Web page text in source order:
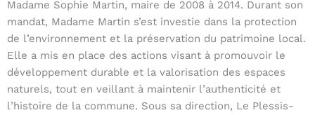
Madame Sophie Martin, maire de 2008 à 2014. Durant son
mandat, Madame Martin s’est investie dans la protection
de l’environnement et la préservation du patrimoine local.
Elle a mis en place des actions visant à promouvoir le
développement durable et la valorisation des espaces
naturels, tout en veillant à maintenir l’authenticité et
l’histoire de la commune. Sous sa direction, Le Plessis-